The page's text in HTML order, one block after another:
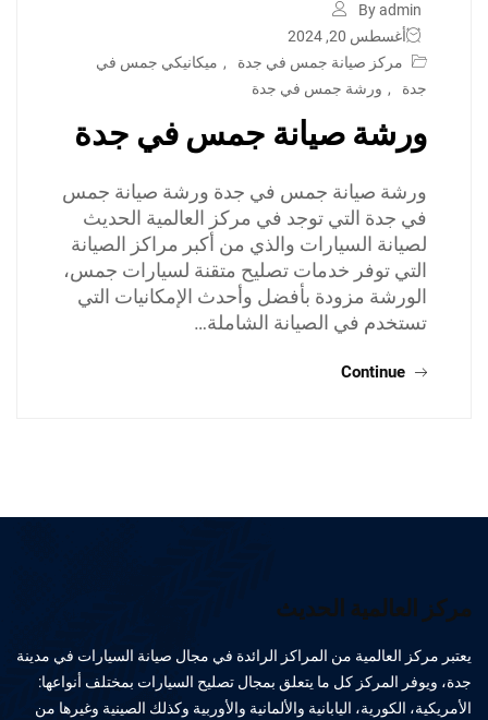
By admin
أغسطس 20, 2024
مركز صيانة جمس في جدة
, ميكانيكي جمس في
جدة
, ورشة جمس في جدة
ورشة صيانة جمس في جدة
ورشة صيانة جمس في جدة ورشة صيانة جمس
في جدة التي توجد في مركز العالمية الحديث
لصيانة السيارات والذي من أكبر مراكز الصيانة
التي توفر خدمات تصليح متقنة لسيارات جمس،
الورشة مزودة بأفضل وأحدث الإمكانيات التي
تستخدم في الصيانة الشاملة…
Continue
مركز العالمية الحديث
يعتبر مركز العالمية من المراكز الرائدة في مجال صيانة السيارات في مدينة
جدة، ويوفر المركز كل ما يتعلق بمجال تصليح السيارات بمختلف أنواعها:
الأمريكية، الكورية، اليابانية والألمانية والأوربية وكذلك الصينية وغيرها من